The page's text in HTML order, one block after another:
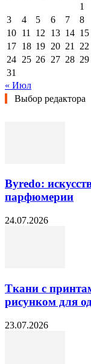
1
3
4 5 6 7 8
10 11 12 13 14 15
17 18 19 20 21 22
24 25 26 27 28 29
31
« Июл
Выбор редактора
Byredo:
парфюмерии
24.07.2026
Ткани с
рисунком для
23.07.2026